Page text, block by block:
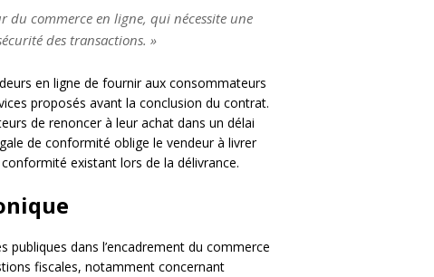
du commerce en ligne, qui nécessite une
des transactions. »
en ligne de fournir aux consommateurs
proposés avant la conclusion du contrat.
de renoncer à leur achat dans un délai
de conformité oblige le vendeur à livrer
existant lors de la délivrance.
dans l’encadrement du commerce
fiscales, notamment concernant